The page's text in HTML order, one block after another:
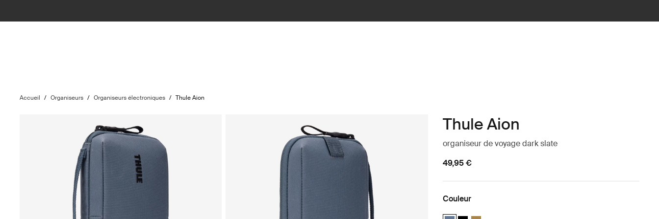
Accueil / Organiseurs / Organiseurs électroniques / Thule Aion
Thule Aion
organiseur de voyage dark slate
49,95 €
Couleur
Thule Aion travel organizer Ardoise foncée (selected)
Thule Aion travel organizer Noir
Thule Aion travel organizer Nutria brown